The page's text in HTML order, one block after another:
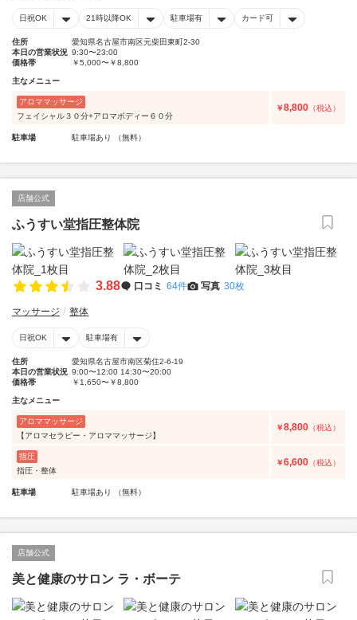
日祝OK 21時以降OK 駐車場有 カード可
住所
愛知県名古屋市南区元柴田東町2-30
本日の営業状況 9:30〜23:00
価格帯
￥5,000〜￥8,800
主なメニュー
アロママッサージ
フェイシャル３０分+アロマボディー６０分
￥8,800 （税込）
駐車場 駐車場あり （無料）
店舗公式
ふうすい堂指圧整体院
3.88 口コミ 64件 写真 30枚
マッサージ 整体
日祝OK 駐車場有
住所
愛知県名古屋市南区菊住2-6-19
本日の営業状況 9:00〜12:00 14:30〜20:00
価格帯
￥1,650〜￥8,800
主なメニュー
アロママッサージ
【アロマセラピー・アロママッサージ】
￥8,800 （税込）
指圧
指圧・整体
￥6,600 （税込）
駐車場 駐車場あり （無料）
店舗公式
美と健康のサロン ラ・ボーテ